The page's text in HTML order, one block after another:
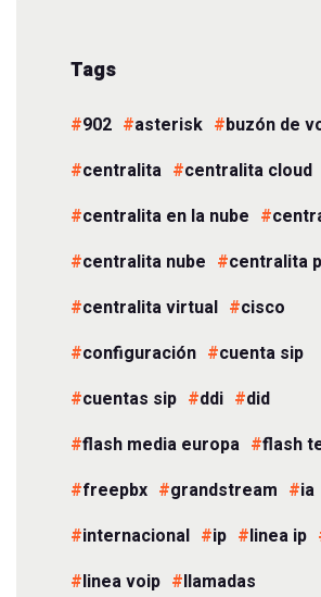
Tags
902 asterisk
buzón de
centralita
centralita cloud
centralita en la nube
centralita nube
centralita
centralita virtual
cisco
configuración
cuenta sip
cuentas sip
ddi
did
flash media europa
flash
freepbx
grandstream
ia
internacional
ip linea ip
linea voip
llamadas